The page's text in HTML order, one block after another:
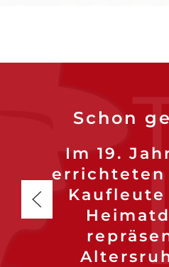
Schon
Im 19.
errichteten